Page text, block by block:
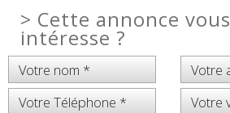
> Cette annonce vous
intéresse ?